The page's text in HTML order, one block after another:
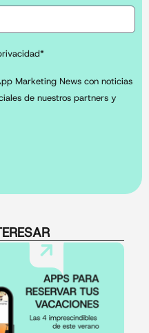
Marketing News con noticias
de nuestros partners y